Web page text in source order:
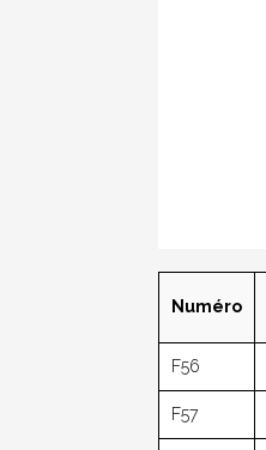
Numéro
F56
F57